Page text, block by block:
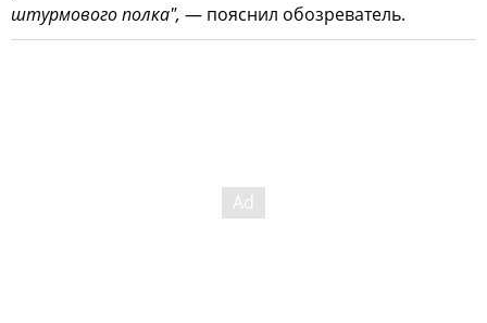
штурмового полка", — пояснил обозреватель.